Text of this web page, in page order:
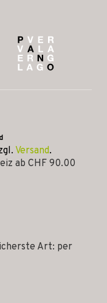
Versand.
ab CHF 90.00
Art: per